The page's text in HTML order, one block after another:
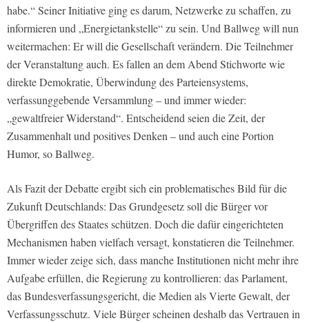
habe.“ Seiner Initiative ging es darum, Netzwerke zu schaffen, zu
informieren und „Energietankstelle“ zu sein. Und Ballweg will nun
weitermachen: Er will die Gesellschaft verändern. Die Teilnehmer
der Veranstaltung auch. Es fallen an dem Abend Stichworte wie
direkte Demokratie, Überwindung des Parteiensystems,
verfassunggebende Versammlung – und immer wieder:
„gewaltfreier Widerstand“. Entscheidend seien die Zeit, der
Zusammenhalt und positives Denken – und auch eine Portion
Humor, so Ballweg.
Als Fazit der Debatte ergibt sich ein problematisches Bild für die
Zukunft Deutschlands: Das Grundgesetz soll die Bürger vor
Übergriffen des Staates schützen. Doch die dafür eingerichteten
Mechanismen haben vielfach versagt, konstatieren die Teilnehmer.
Immer wieder zeige sich, dass manche Institutionen nicht mehr ihre
Aufgabe erfüllen, die Regierung zu kontrollieren: das Parlament,
das Bundesverfassungsgericht, die Medien als Vierte Gewalt, der
Verfassungsschutz. Viele Bürger scheinen deshalb das Vertrauen in